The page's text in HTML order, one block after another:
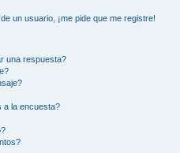
un usuario, ¡me pide que me registre!
una respuesta?
a la encuesta?